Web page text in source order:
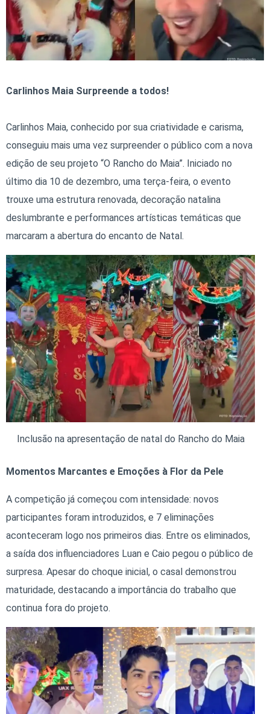
Carlinhos Maia Surpreende a todos!
Carlinhos Maia, conhecido por sua criatividade e carisma,
conseguiu mais uma vez surpreender o público com a nova
edição de seu projeto “O Rancho do Maia”. Iniciado no
último dia 10 de dezembro, uma terça-feira, o evento
trouxe uma estrutura renovada, decoração natalina
deslumbrante e performances artísticas temáticas que
marcaram a abertura do encanto de Natal.
Inclusão na apresentação de natal do Rancho do Maia
Momentos Marcantes e Emoções à Flor da Pele
A competição já começou com intensidade: novos
participantes foram introduzidos, e 7 eliminações
aconteceram logo nos primeiros dias. Entre os eliminados,
a saída dos influenciadores Luan e Caio pegou o público de
surpresa. Apesar do choque inicial, o casal demonstrou
maturidade, destacando a importância do trabalho que
continua fora do projeto.